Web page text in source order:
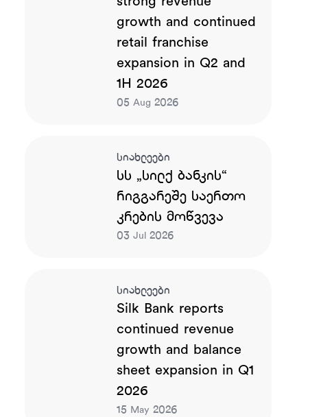
growth and continued
retail franchise
expansion in Q2 and
1H 2026
05 Aug2026
სიახლეები
სს „სილქ ბანკის“
რიგგარეშე საერთო
კრების მოწვევა
03 Jul2026
სიახლეები
Silk Bank reports
continued revenue
growth and balance
sheet expansion in Q1
2026
15 May2026